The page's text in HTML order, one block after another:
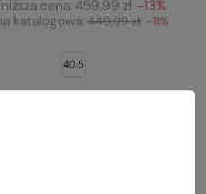
cena:459,99 zł -13%
katalogowa: 449,99 zł -11%
40.5